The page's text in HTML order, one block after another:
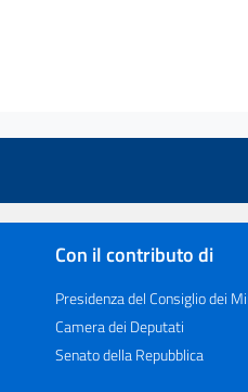
Con il contributo di
Presidenza del Consiglio dei
Camera dei Deputati
Senato della Repubblica